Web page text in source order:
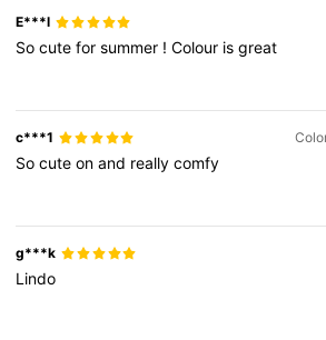
E***l
Socuteforsummer !Colour isgreat
c***1
Socuteonand reallycomfy
g***k
Lindo